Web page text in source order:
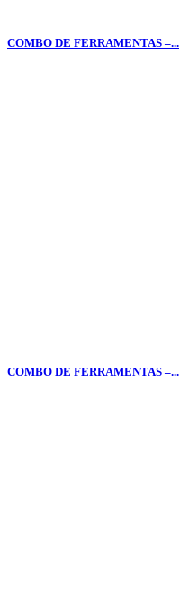
COMBO DE FERRAMENTAS –...
COMBO DE FERRAMENTAS –...